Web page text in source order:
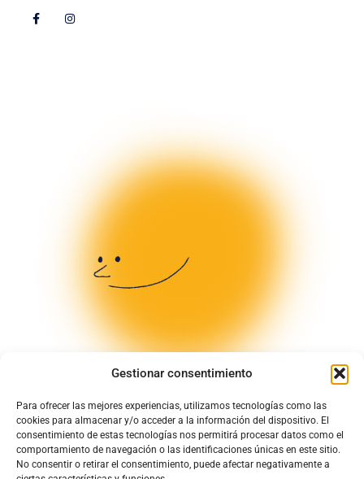
Gestionar consentimiento
Para ofrecer las mejores experiencias, utilizamos tecnologías como las
cookies para almacenar y/o acceder a la información del dispositivo. El
consentimiento de estas tecnologías nos permitirá procesar datos como el
comportamiento de navegación o las identificaciones únicas en este sitio.
No consentir o retirar el consentimiento, puede afectar negativamente a